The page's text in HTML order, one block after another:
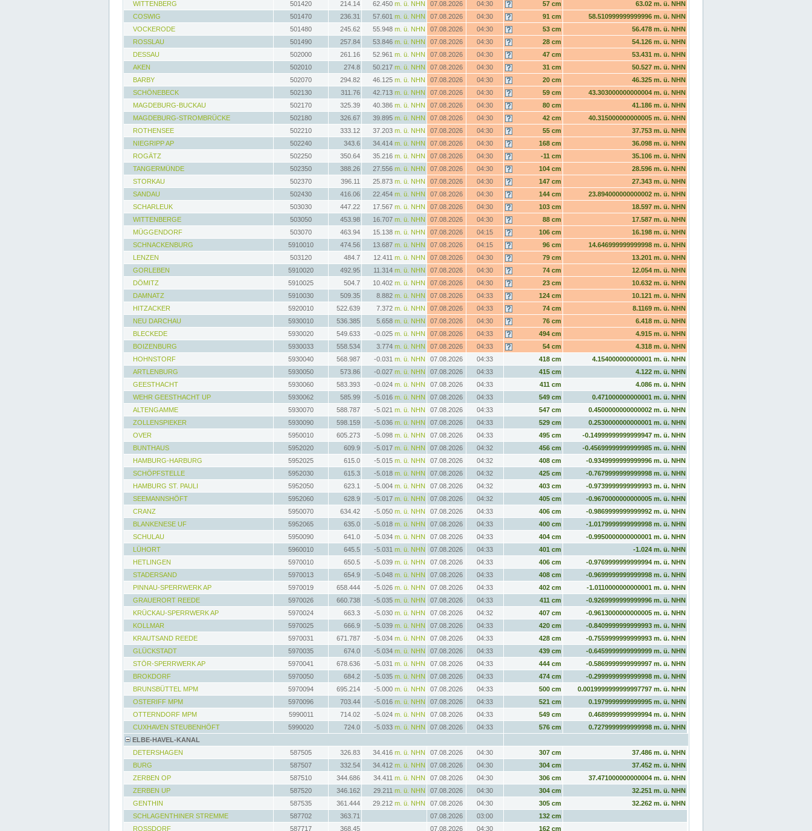
WITTENBERG
501420 214.14 62.450 m. ü. NHN 07.08.2026 04:30 57 cm
63.02 m. ü. NHN
COSWIG
501470 236.31 57.601 m. ü. NHN 07.08.2026 04:30 91 cm
58.510999999999996 m. ü. NHN
VOCKERODE
501480 245.62 55.948 m. ü. NHN 07.08.2026 04:30 53 cm
56.478 m. ü. NHN
ROSSLAU
501490 257.84 53.846 m. ü. NHN 07.08.2026 04:30 28 cm
54.126 m. ü. NHN
DESSAU
502000 261.16 52.961 m. ü. NHN 07.08.2026 04:30 47 cm
53.431 m. ü. NHN
AKEN
502010 274.8 50.217 m. ü. NHN 07.08.2026 04:30 31 cm
50.527 m. ü. NHN
BARBY
502070 294.82 46.125 m. ü. NHN 07.08.2026 04:30 20 cm
46.325 m. ü. NHN
SCHÖNEBECK
502130 311.76 42.713 m. ü. NHN 07.08.2026 04:30 59 cm
43.303000000000004 m. ü. NHN
MAGDEBURG-BUCKAU
502170 325.39 40.386 m. ü. NHN 07.08.2026 04:30 80 cm
41.186 m. ü. NHN
MAGDEBURG-STROMBRÜCKE
502180 326.67 39.895 m. ü. NHN 07.08.2026 04:30 42 cm
40.315000000000005 m. ü. NHN
ROTHENSEE
502210 333.12 37.203 m. ü. NHN 07.08.2026 04:30 55 cm
37.753 m. ü. NHN
NIEGRIPP AP
502240 343.6 34.414 m. ü. NHN 07.08.2026 04:30 168 cm
36.098 m. ü. NHN
ROGÄTZ
502250 350.64 35.216 m. ü. NHN 07.08.2026 04:30 -11 cm
35.106 m. ü. NHN
TANGERMÜNDE
502350 388.26 27.556 m. ü. NHN 07.08.2026 04:30 104 cm
28.596 m. ü. NHN
STORKAU
502370 396.11 25.873 m. ü. NHN 07.08.2026 04:30 147 cm
27.343 m. ü. NHN
SANDAU
502430 416.06 22.454 m. ü. NHN 07.08.2026 04:30 144 cm
23.894000000000002 m. ü. NHN
SCHARLEUK
503030 447.22 17.567 m. ü. NHN 07.08.2026 04:30 103 cm
18.597 m. ü. NHN
WITTENBERGE
503050 453.98 16.707 m. ü. NHN 07.08.2026 04:30 88 cm
17.587 m. ü. NHN
MÜGGENDORF
503070 463.94 15.138 m. ü. NHN 07.08.2026 04:15 106 cm
16.198 m. ü. NHN
SCHNACKENBURG
5910010 474.56 13.687 m. ü. NHN 07.08.2026 04:15 96 cm
14.646999999999998 m. ü. NHN
LENZEN
503120 484.7 12.411 m. ü. NHN 07.08.2026 04:30 79 cm
13.201 m. ü. NHN
GORLEBEN
5910020 492.95 11.314 m. ü. NHN 07.08.2026 04:30 74 cm
12.054 m. ü. NHN
DÖMITZ
5910025 504.7 10.402 m. ü. NHN 07.08.2026 04:30 23 cm
10.632 m. ü. NHN
DAMNATZ
5910030 509.35 8.882 m. ü. NHN 07.08.2026 04:33 124 cm
10.121 m. ü. NHN
HITZACKER
5920010 522.639 7.372 m. ü. NHN 07.08.2026 04:33 74 cm
8.1169 m. ü. NHN
NEU DARCHAU
5930010 536.385 5.658 m. ü. NHN 07.08.2026 04:30 76 cm
6.418 m. ü. NHN
BLECKEDE
5930020 549.633 -0.025 m. ü. NHN 07.08.2026 04:33 494 cm
4.915 m. ü. NHN
BOIZENBURG
5930033 558.534 3.774 m. ü. NHN 07.08.2026 04:33 54 cm
4.318 m. ü. NHN
HOHNSTORF
5930040 568.987 -0.031 m. ü. NHN 07.08.2026 04:33 418 cm
4.154000000000001 m. ü. NHN
ARTLENBURG
5930050 573.86 -0.027 m. ü. NHN 07.08.2026 04:33 415 cm
4.122 m. ü. NHN
GEESTHACHT
5930060 583.393 -0.024 m. ü. NHN 07.08.2026 04:33 411 cm
4.086 m. ü. NHN
WEHR GEESTHACHT UP
5930062 585.99 -5.016 m. ü. NHN 07.08.2026 04:33 549 cm
0.471000000000001 m. ü. NHN
ALTENGAMME
5930070 588.787 -5.021 m. ü. NHN 07.08.2026 04:33 547 cm
0.4500000000000002 m. ü. NHN
ZOLLENSPIEKER
5930090 598.159 -5.036 m. ü. NHN 07.08.2026 04:33 529 cm
0.2530000000000001 m. ü. NHN
OVER
5950010 605.273 -5.098 m. ü. NHN 07.08.2026 04:33 495 cm
-0.14999999999999947 m. ü. NHN
BUNTHAUS
5952020 609.9 -5.017 m. ü. NHN 07.08.2026 04:32 456 cm
-0.45699999999999985 m. ü. NHN
HAMBURG-HARBURG
5952025 615.0 -5.015 m. ü. NHN 07.08.2026 04:32 408 cm
-0.9349999999999996 m. ü. NHN
SCHÖPFSTELLE
5952030 615.3 -5.018 m. ü. NHN 07.08.2026 04:32 425 cm
-0.7679999999999998 m. ü. NHN
HAMBURG ST. PAULI
5952050 623.1 -5.004 m. ü. NHN 07.08.2026 04:32 403 cm
-0.9739999999999993 m. ü. NHN
SEEMANNSHÖFT
5952060 628.9 -5.017 m. ü. NHN 07.08.2026 04:32 405 cm
-0.9670000000000005 m. ü. NHN
CRANZ
5950070 634.42 -5.050 m. ü. NHN 07.08.2026 04:33 406 cm
-0.9869999999999992 m. ü. NHN
BLANKENESE UF
5952065 635.0 -5.018 m. ü. NHN 07.08.2026 04:33 400 cm
-1.0179999999999998 m. ü. NHN
SCHULAU
5950090 641.0 -5.034 m. ü. NHN 07.08.2026 04:33 404 cm
-0.9950000000000001 m. ü. NHN
LÜHORT
5960010 645.5 -5.031 m. ü. NHN 07.08.2026 04:33 401 cm
-1.024 m. ü. NHN
HETLINGEN
5970010 650.5 -5.039 m. ü. NHN 07.08.2026 04:33 406 cm
-0.9769999999999994 m. ü. NHN
STADERSAND
5970013 654.9 -5.048 m. ü. NHN 07.08.2026 04:33 408 cm
-0.9699999999999998 m. ü. NHN
PINNAU-SPERRWERK AP
5970019 658.444 -5.026 m. ü. NHN 07.08.2026 04:33 402 cm
-1.0110000000000001 m. ü. NHN
GRAUERORT REEDE
5970026 660.738 -5.035 m. ü. NHN 07.08.2026 04:33 411 cm
-0.9269999999999996 m. ü. NHN
KRÜCKAU-SPERRWERK AP
5970024 663.3 -5.030 m. ü. NHN 07.08.2026 04:32 407 cm
-0.9613000000000005 m. ü. NHN
KOLLMAR
5970025 666.9 -5.039 m. ü. NHN 07.08.2026 04:33 420 cm
-0.8409999999999993 m. ü. NHN
KRAUTSAND REEDE
5970031 671.787 -5.034 m. ü. NHN 07.08.2026 04:33 428 cm
-0.7559999999999993 m. ü. NHN
GLÜCKSTADT
5970035 674.0 -5.034 m. ü. NHN 07.08.2026 04:33 439 cm
-0.6459999999999999 m. ü. NHN
STÖR-SPERRWERK AP
5970041 678.636 -5.031 m. ü. NHN 07.08.2026 04:33 444 cm
-0.5869999999999997 m. ü. NHN
BROKDORF
5970050 684.2 -5.035 m. ü. NHN 07.08.2026 04:33 474 cm
-0.2999999999999998 m. ü. NHN
BRUNSBÜTTEL MPM
5970094 695.214 -5.000 m. ü. NHN 07.08.2026 04:33 500 cm
0.0019999999999997797 m. ü. NHN
OSTERIFF MPM
5970096 703.44 -5.016 m. ü. NHN 07.08.2026 04:33 521 cm
0.1979999999999995 m. ü. NHN
OTTERNDORF MPM
5990011 714.02 -5.024 m. ü. NHN 07.08.2026 04:33 549 cm
0.4689999999999994 m. ü. NHN
CUXHAVEN STEUBENHÖFT
5990020 724.0 -5.033 m. ü. NHN 07.08.2026 04:33 576 cm
0.7279999999999998 m. ü. NHN
ELBE-HAVEL-KANAL
DETERSHAGEN
587505 326.83 34.416 m. ü. NHN 07.08.2026 04:30 307 cm
37.486 m. ü. NHN
BURG
587507 332.54 34.412 m. ü. NHN 07.08.2026 04:30 304 cm
37.452 m. ü. NHN
ZERBEN OP
587510 344.686 34.411 m. ü. NHN 07.08.2026 04:30 306 cm
37.471000000000004 m. ü. NHN
ZERBEN UP
587520 346.162 29.211 m. ü. NHN 07.08.2026 04:30 304 cm
32.251 m. ü. NHN
GENTHIN
587535 361.444 29.212 m. ü. NHN 07.08.2026 04:30 305 cm
32.262 m. ü. NHN
SCHLAGENTHINER STREMME
587702 363.71 07.08.2026 03:00
132 cm
ROSSDORF
587717 368.45 07.08.2026 04:30 162 cm